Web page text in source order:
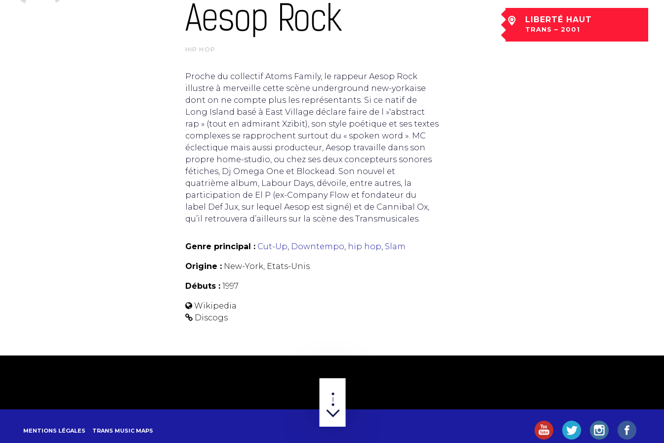
Aesop Rock
HIP HOP
Proche du collectif Atoms Family, le rappeur Aesop Rock
illustre à merveille cette scène underground new-yorkaise
dont on ne compte plus les représentants. Si ce natif de
Long Island basé à East Village déclare faire de l »‘abstract
rap » (tout en admirant Xzibit), son style poétique et ses textes
complexes se rapprochent surtout du « spoken word ». MC
éclectique mais aussi producteur, Aesop travaille dans son
propre home-studio, ou chez ses deux concepteurs sonores
fétiches, Dj Omega One et Blockead. Son nouvel et
quatrième album, Labour Days, dévoile, entre autres, la
participation de El P (ex-Company Flow et fondateur du
label Def Jux, sur lequel Aesop est signé) et de Cannibal Ox,
qu’il retrouvera d’ailleurs sur la scène des Transmusicales.
Genre principal : Cut-Up, Downtempo, hip hop, Slam
Origine :New-York, Etats-Unis
Débuts :1997
Wikipedia
Discogs
LIBERTÉ HAUT
TRANS – 2001
MENTIONS LÉGALES TRANS MUSIC MAPS